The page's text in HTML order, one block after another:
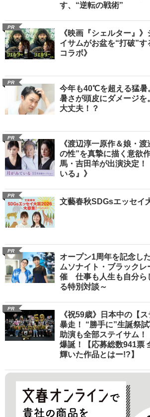
す、“逆転の戦術”
PR
《映画『シェルター』
イサムがお盆を“打破”す
コラボ》
PR
今年も40℃を超える猛暑
暑さが頭皮にダメージを
大丈夫！？
PR
《渡辺淳一原作＆娘・
の性”を真摯に描く意欲
馬・吉田羊が出演決定！
いる』》
PR
文藝春秋SDGsエッセイ
PR
オープン1周年を記念し
ムソナイト・ブラックレ
催 仕事も人生も自分ら
る特別対談～
PR
《祝59歳》日本中の【
暴走！ “勝手に”生誕祭
助演も全部ステイサム！
爆誕！【応募総数941票
輝いた作品とはー!?】